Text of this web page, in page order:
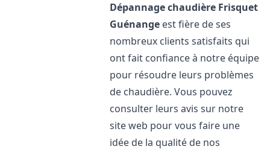
Dépannage chaudière Frisquet
Guénange est fière de ses
nombreux clients satisfaits qui
ont fait confiance à notre équipe
pour résoudre leurs problèmes
de chaudière. Vous pouvez
consulter leurs avis sur notre
site web pour vous faire une
idée de la qualité de nos